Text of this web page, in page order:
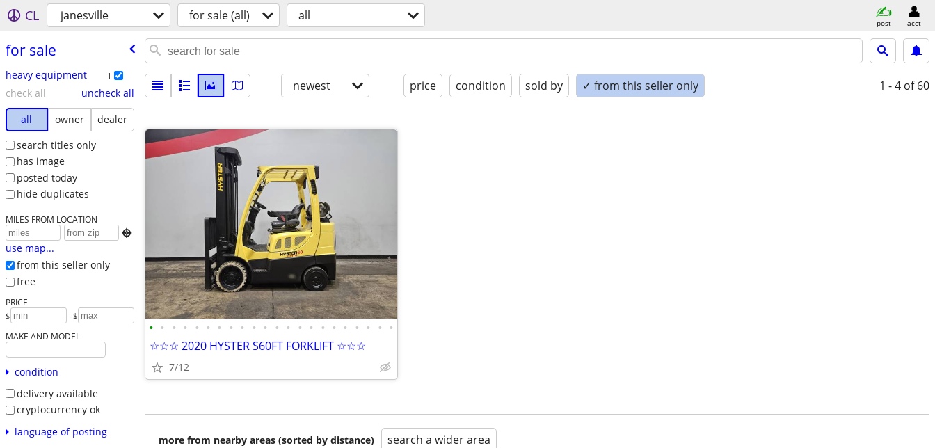
CL janesville for sale (all) all post acct
for sale
heavy equipment 1
check all
uncheck all
all
owner
dealer
search titles only
has image
posted today
hide duplicates
MILES FROM LOCATION

use map...
from this seller only
free
PRICE
$ -$
MAKE AND MODEL
condition
delivery available
cryptocurrency ok
language of posting
newest price condition sold by ✓ from this seller only 1 - 4 of 60
• • • • • • • • • • • • • • • • • • • • • •
☆☆☆ 2020 HYSTER S60FT FORKLIFT ☆☆☆
7/12
more from nearby areas (sorted by distance) search a wider area